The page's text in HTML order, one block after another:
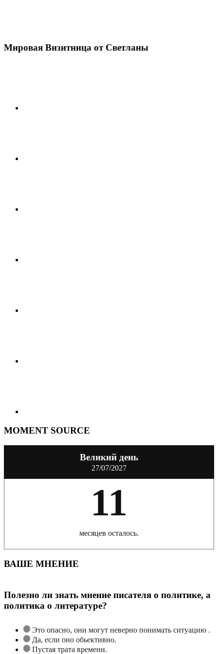
Мировая Визитница от Светланы
MOMENT SOURCE
Великий день
27/07/2027
11
месяцев осталось.
ВАШЕ МНЕНИЕ
Полезно ли знать мнение писателя о политике, а
политика о литературе?
Это опасно, они могут неверно понимать ситуацию .
Да, если оно обьективно.
Пустая трата времени.